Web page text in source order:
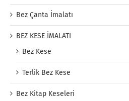
Bez Çanta İmalatı
BEZ KESE İMALATI
Bez Kese
Terlik Bez Kese
Bez Kitap Keseleri